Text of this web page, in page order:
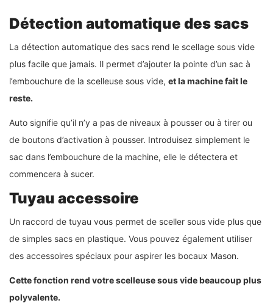
Détection automatique des sacs
La détection automatique des sacs rend le scellage sous vide
plus facile que jamais. Il permet d’ajouter la pointe d’un sac à
l’embouchure de la scelleuse sous vide, et la machine fait le
reste.
Auto signifie qu’il n’y a pas de niveaux à pousser ou à tirer ou
de boutons d’activation à pousser. Introduisez simplement le
sac dans l’embouchure de la machine, elle le détectera et
commencera à sucer.
Tuyau accessoire
Un raccord de tuyau vous permet de sceller sous vide plus que
de simples sacs en plastique. Vous pouvez également utiliser
des accessoires spéciaux pour aspirer les bocaux Mason.
Cette fonction rend votre scelleuse sous vide beaucoup plus
polyvalente.